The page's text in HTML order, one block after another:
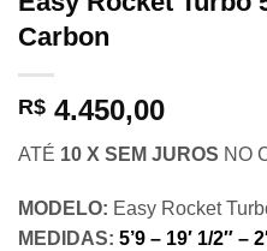
Carbon
R$ 4.450,00
ATÉ 10 X SEM JUROS NO
MODELO: Easy Rocket
MEDIDAS: 5’9 – 19′ 1/2″ –